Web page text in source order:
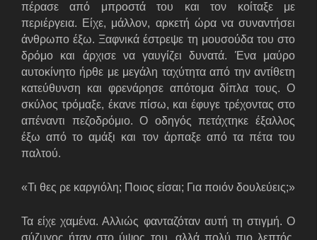
πέρασε από μπροστά του και τον κοίταξε με
περιέργεια. Είχε, μάλλον, αρκετή ώρα να συναντήσει
άνθρωπο έξω. Ξαφνικά έστρεψε τη μουσούδα του στο
δρόμο και άρχισε να γαυγίζει δυνατά. Ένα μαύρο
αυτοκίνητο ήρθε με μεγάλη ταχύτητα από την αντίθετη
κατεύθυνση και φρενάρησε απότομα δίπλα τους. Ο
σκύλος τρόμαξε, έκανε πίσω, και έφυγε τρέχοντας στο
απέναντι πεζοδρόμιο. Ο οδηγός πετάχτηκε έξαλλος
έξω από το αμάξι και τον άρπαξε από τα πέτα του
παλτού.
«Τι θες ρε καργιόλη; Ποιος είσαι; Για ποιόν δουλεύεις;»
Τα είχε χαμένα. Αλλιώς φανταζόταν αυτή τη στιγμή. Ο